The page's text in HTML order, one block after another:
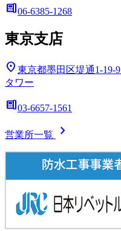
deskphone06-6385-1268
東京支店
location_on 東京都墨田区堤通1-19-9
タワー
deskphone03-6657-1561
営業所一覧 chevron_right